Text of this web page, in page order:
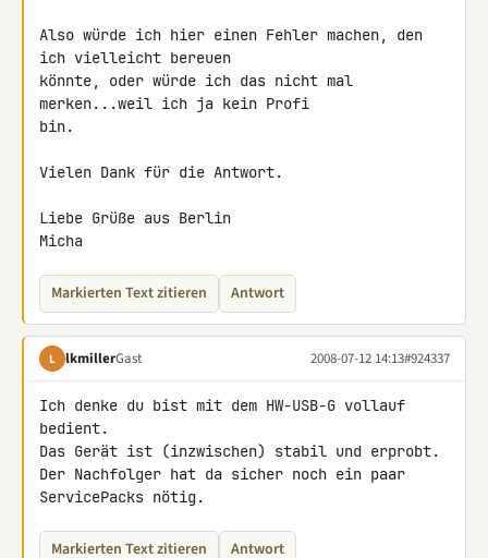
Also würde ich hier einen Fehler machen, den
ich vielleicht bereuen
könnte, oder würde ich das nicht mal
merken...weil ich ja kein Profi
bin.
Vielen Dank für die Antwort.
Liebe Grüße aus Berlin
Micha
Markierten Text zitieren Antwort
L lkmillerGast 2008-07-12 14:13#924337
Ich denke du bist mit dem HW-USB-G vollauf
bedient.
Das Gerät ist (inzwischen) stabil und erprobt.
Der Nachfolger hat da sicher noch ein paar
ServicePacks nötig.
Markierten Text zitieren Antwort